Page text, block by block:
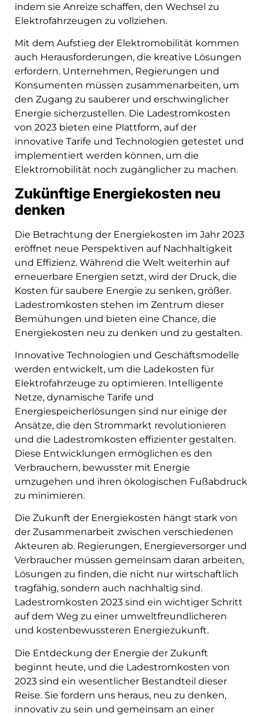
indem sie Anreize schaffen, den Wechsel zu
Elektrofahrzeugen zu vollziehen.
Mit dem Aufstieg der Elektromobilität kommen
auch Herausforderungen, die kreative Lösungen
erfordern. Unternehmen, Regierungen und
Konsumenten müssen zusammenarbeiten, um
den Zugang zu sauberer und erschwinglicher
Energie sicherzustellen. Die Ladestromkosten
von 2023 bieten eine Plattform, auf der
innovative Tarife und Technologien getestet und
implementiert werden können, um die
Elektromobilität noch zugänglicher zu machen.
Zukünftige Energiekosten neu
denken
Die Betrachtung der Energiekosten im Jahr 2023
eröffnet neue Perspektiven auf Nachhaltigkeit
und Effizienz. Während die Welt weiterhin auf
erneuerbare Energien setzt, wird der Druck, die
Kosten für saubere Energie zu senken, größer.
Ladestromkosten stehen im Zentrum dieser
Bemühungen und bieten eine Chance, die
Energiekosten neu zu denken und zu gestalten.
Innovative Technologien und Geschäftsmodelle
werden entwickelt, um die Ladekosten für
Elektrofahrzeuge zu optimieren. Intelligente
Netze, dynamische Tarife und
Energiespeicherlösungen sind nur einige der
Ansätze, die den Strommarkt revolutionieren
und die Ladestromkosten effizienter gestalten.
Diese Entwicklungen ermöglichen es den
Verbrauchern, bewusster mit Energie
umzugehen und ihren ökologischen Fußabdruck
zu minimieren.
Die Zukunft der Energiekosten hängt stark von
der Zusammenarbeit zwischen verschiedenen
Akteuren ab. Regierungen, Energieversorger und
Verbraucher müssen gemeinsam daran arbeiten,
Lösungen zu finden, die nicht nur wirtschaftlich
tragfähig, sondern auch nachhaltig sind.
Ladestromkosten 2023 sind ein wichtiger Schritt
auf dem Weg zu einer umweltfreundlicheren
und kostenbewussteren Energiezukunft.
Die Entdeckung der Energie der Zukunft
beginnt heute, und die Ladestromkosten von
2023 sind ein wesentlicher Bestandteil dieser
Reise. Sie fordern uns heraus, neu zu denken,
innovativ zu sein und gemeinsam an einer